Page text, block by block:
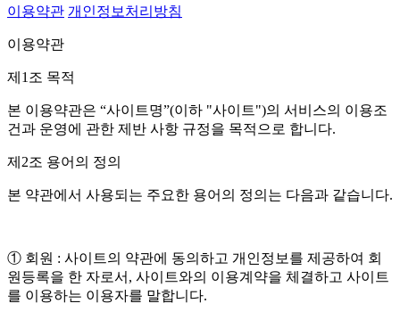
이용약관 개인정보처리방침
이용약관
제1조 목적
본 이용약관은 “사이트명”(이하 "사이트")의 서비스의 이용조
건과 운영에 관한 제반 사항 규정을 목적으로 합니다.
제2조 용어의 정의
본 약관에서 사용되는 주요한 용어의 정의는 다음과 같습니다.
① 회원 : 사이트의 약관에 동의하고 개인정보를 제공하여 회
원등록을 한 자로서, 사이트와의 이용계약을 체결하고 사이트
를 이용하는 이용자를 말합니다.